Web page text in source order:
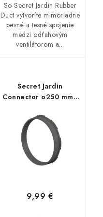
So Secret Jardin Rubber
Duct vytvoríte mimoriadne
pevné a tesné spojenie
medzi odťahovým
ventilátorom a...
Secret Jardin
Connector o250 mm -
Flange 25mm (Dark
Room)
9,99 €